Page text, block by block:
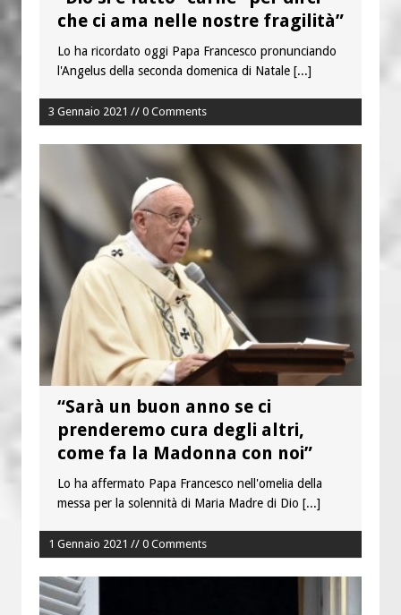
che ci ama nelle nostre fragilità”
Lo ha ricordato oggi Papa Francesco pronunciando
l'Angelus della seconda domenica di Natale [...]
3 Gennaio 2021 // 0 Comments
“Sarà un buon anno se ci
prenderemo cura degli altri,
come fa la Madonna con noi”
Lo ha affermato Papa Francesco nell'omelia della
messa per la solennità di Maria Madre di Dio [...]
1 Gennaio 2021 // 0 Comments